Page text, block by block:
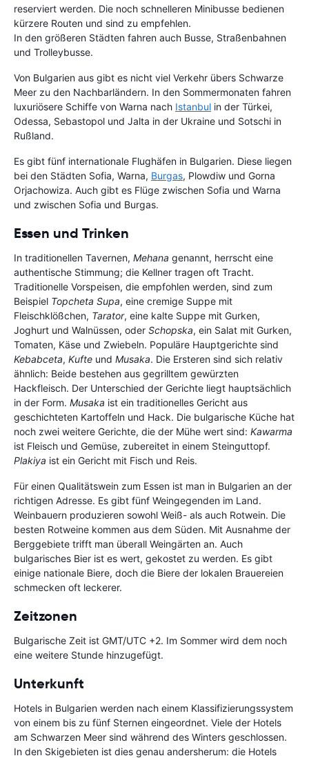
reserviert werden. Die noch schnelleren Minibusse bedienen
kürzere Routen und sind zu empfehlen.
In den größeren Städten fahren auch Busse, Straßenbahnen
und Trolleybusse.
Von Bulgarien aus gibt es nicht viel Verkehr übers Schwarze
Meer zu den Nachbarländern. In den Sommermonaten fahren
luxuriösere Schiffe von Warna nach Istanbul in der Türkei,
Odessa, Sebastopol und Jalta in der Ukraine und Sotschi in
Rußland.
Es gibt fünf internationale Flughäfen in Bulgarien. Diese liegen
bei den Städten Sofia, Warna, Burgas, Plowdiw und Gorna
Orjachowiza. Auch gibt es Flüge zwischen Sofia und Warna
und zwischen Sofia und Burgas.
Essen und Trinken
In traditionellen Tavernen, Mehana genannt, herrscht eine
authentische Stimmung; die Kellner tragen oft Tracht.
Traditionelle Vorspeisen, die empfohlen werden, sind zum
Beispiel Topcheta Supa, eine cremige Suppe mit
Fleischklößchen, Tarator, eine kalte Suppe mit Gurken,
Joghurt und Walnüssen, oder Schopska, ein Salat mit Gurken,
Tomaten, Käse und Zwiebeln. Populäre Hauptgerichte sind
Kebabceta, Kufte und Musaka. Die Ersteren sind sich relativ
ähnlich: Beide bestehen aus gegrilltem gewürzten
Hackfleisch. Der Unterschied der Gerichte liegt hauptsächlich
in der Form. Musaka ist ein traditionelles Gericht aus
geschichteten Kartoffeln und Hack. Die bulgarische Küche hat
noch zwei weitere Gerichte, die der Mühe wert sind: Kawarma
ist Fleisch und Gemüse, zubereitet in einem Steinguttopf.
Plakiya ist ein Gericht mit Fisch und Reis.
Für einen Qualitätswein zum Essen ist man in Bulgarien an der
richtigen Adresse. Es gibt fünf Weingegenden im Land.
Weinbauern produzieren sowohl Weiß- als auch Rotwein. Die
besten Rotweine kommen aus dem Süden. Mit Ausnahme der
Berggebiete trifft man überall Weingärten an. Auch
bulgarisches Bier ist es wert, gekostet zu werden. Es gibt
einige nationale Biere, doch die Biere der lokalen Brauereien
schmecken oft leckerer.
Zeitzonen
Bulgarische Zeit ist GMT/UTC +2. Im Sommer wird dem noch
eine weitere Stunde hinzugefügt.
Unterkunft
Hotels in Bulgarien werden nach einem Klassifizierungssystem
von einem bis zu fünf Sternen eingeordnet. Viele der Hotels
am Schwarzen Meer sind während des Winters geschlossen.
In den Skigebieten ist dies genau andersherum: die Hotels